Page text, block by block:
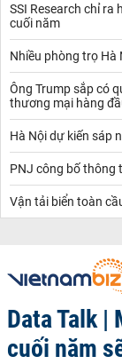
SSI Research chỉ
cuối năm
Nhiều phòng trọ Hà
Ông Trump sắp có
thương mại hàng
Hà Nội dự kiến sáp
PNJ công bố thông
Vận tải biển toàn
Data Talk |
cuối năm